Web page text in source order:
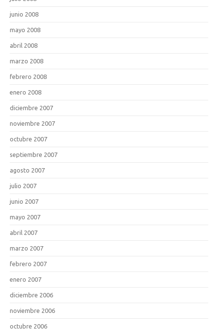
junio 2008
mayo 2008
abril 2008
marzo 2008
febrero 2008
enero 2008
diciembre 2007
noviembre 2007
octubre 2007
septiembre 2007
agosto 2007
julio 2007
junio 2007
mayo 2007
abril 2007
marzo 2007
febrero 2007
enero 2007
diciembre 2006
noviembre 2006
octubre 2006